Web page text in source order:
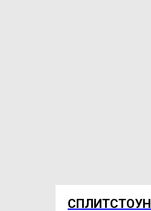
СПЛИТСТОУН